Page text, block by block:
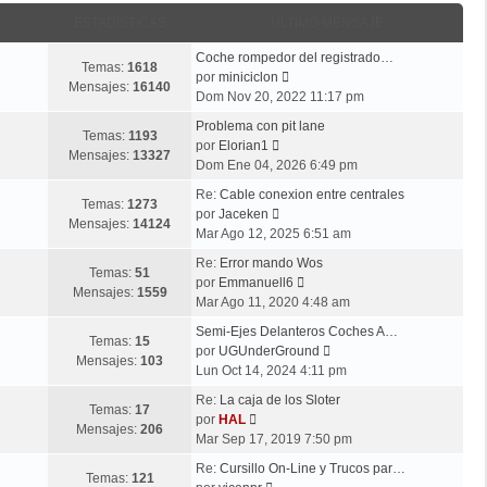
Temas: 1618
Mensajes: 16140
Coche rompedor del registrado…
por miniciclon
e
ú
t
i
o
e
n
s
a
j
e
Dom Nov 20, 2022 11:17 pm
Temas: 1193
Mensajes: 13327
Problema con pit lane
por Elorian1
e
ú
t
i
m
o
e
n
s
a
e
Dom Ene 04, 2026 6:49 pm
Temas: 1273
Mensajes: 14124
Re: Cable conexion entre centrales
por Jaceken
e
ú
l
t
i
m
o
e
s
a
Mar Ago 12, 2025 6:51 am
Temas: 51
Mensajes: 1559
Re: Error mando Wos
por Emmanuell6
e
ú
l
t
i
o
e
Mar Ago 11, 2020 4:48 am
Temas: 15
Mensajes: 103
Semi-Ejes Delanteros Coches A…
por UGUnderGround
e
ú
i
Lun Oct 14, 2024 4:11 pm
Temas: 17
Mensajes: 206
Re: La caja de los Sloter
por HAL
e
ú
Mar Sep 17, 2019 7:50 pm
Temas: 121
Re: Cursillo On-Line y Trucos par…